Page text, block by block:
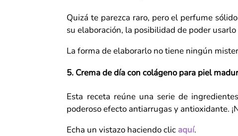
Quizá te parezca raro, pero el perfume
su elaboración, la posibilidad de poder
La forma de elaborarlo no tiene ningún
5. Crema de día con colágeno para piel
Esta receta reúne una serie de
poderoso efecto antiarrugas y antioxidante.
Echa un vistazo haciendo clic aquí.